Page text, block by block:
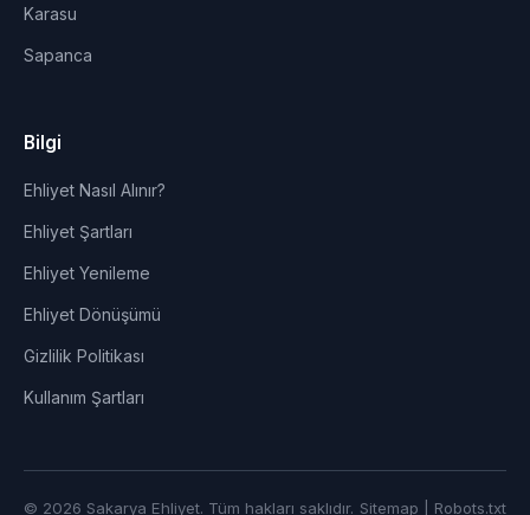
Karasu
Sapanca
Bilgi
Ehliyet Nasıl Alınır?
Ehliyet Şartları
Ehliyet Yenileme
Ehliyet Dönüşümü
Gizlilik Politikası
Kullanım Şartları
© 2026 Sakarya Ehliyet. Tüm hakları saklıdır. Sitemap Robots.txt